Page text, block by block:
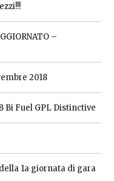
–
2018
Bi Fuel GPL Distinctive
1a giornata di gara